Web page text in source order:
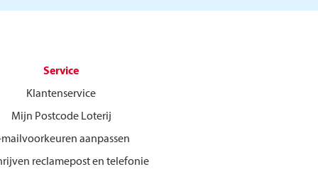
Service
Klantenservice
Mijn Postcode Loterij
mailvoorkeuren aanpassen
reclamepost en telefonie